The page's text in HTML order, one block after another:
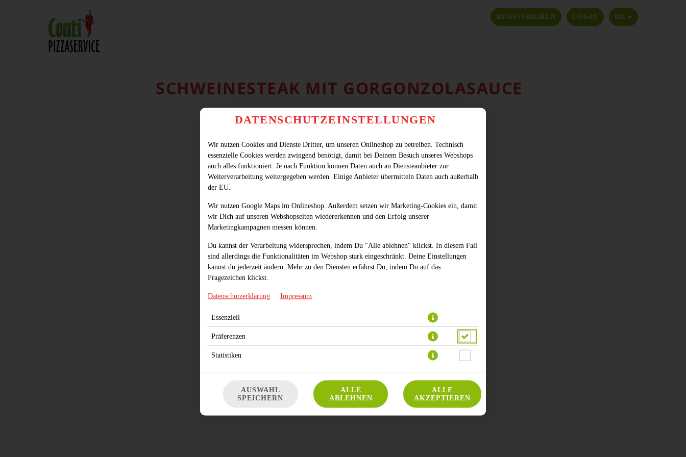
REGISTRIEREN LOGIN DE
SPRACHE
SCHWEINESTEAK MIT GORGONZOLASAUCE
DATENSCHUTZEINSTELLUNGEN
Wir nutzen Cookies und Dienste Dritter, um unseren Onlineshop zu betreiben. Technisch
essenzielle Cookies werden zwingend benötigt, damit bei Deinem Besuch unseres Webshops
auch alles funktioniert. Je nach Funktion können Daten auch an Diensteanbieter zur
Weiterverarbeitung weitergegeben werden. Einige Anbieter übermitteln Daten auch außerhalb
der EU.
Wir nutzen Google Maps im Onlineshop. Außerdem setzen wir Marketing-Cookies ein, damit
wir Dich auf unseren Webshopseiten wiedererkennen und den Erfolg unserer
Marketingkampagnen messen können.
Du kannst der Verarbeitung widersprechen, indem Du "Alle ablehnen" klickst. In diesem Fall
sind allerdings die Funktionalitäten im Webshop stark eingeschränkt. Deine Einstellungen
kannst du jederzeit ändern. Mehr zu den Diensten erfährst Du, indem Du auf das
Fragezeichen klickst.
Datenschutzerklärung Impressum
Essenziell
Präferenzen
Statistiken
AUSWAHL
SPEICHERN
ALLE
ABLEHNEN
ALLE
AKZEPTIEREN